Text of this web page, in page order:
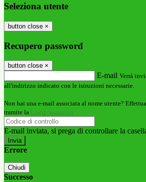
Seleziona utente
button close ×
Recupero password
button close ×
E-mail Verrà
all'indirizzo indicato con le istruzioni necessarie.
Non hai una e-mail associata al nome utente?
tramite la Login Spaggiari
E-mail inviata, si prega di controllare la
Errore
Chiudi
Successo